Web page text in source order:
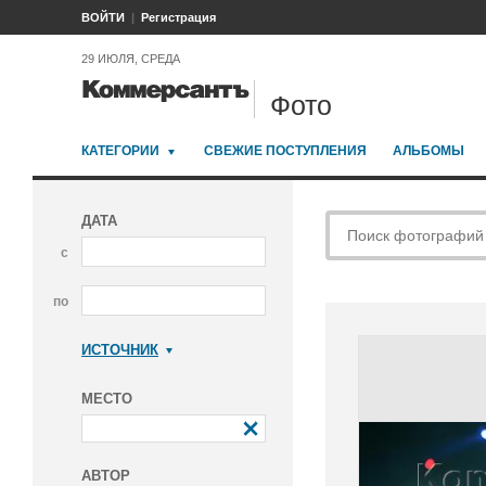
ВОЙТИ Регистрация
29 ИЮЛЯ, СРЕДА
Фото
КАТЕГОРИИ СВЕЖИЕ ПОСТУПЛЕНИЯ АЛЬБОМЫ
ДАТА
с
по
ИСТОЧНИК
МЕСТО
АВТОР